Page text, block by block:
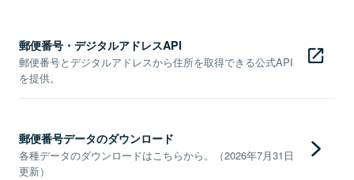
郵便番号・デジタルアドレスAPI
郵便番号とデジタルアドレスから住所を取得できる公式API
を提供。
郵便番号データのダウンロード
各種データのダウンロードはこちらから。（2026年7月31日
更新）